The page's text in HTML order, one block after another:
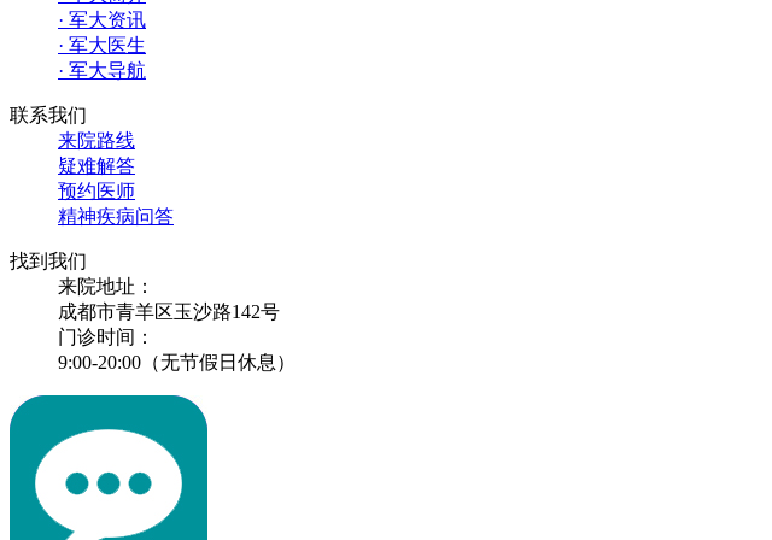
· 军大资讯
· 军大医生
· 军大导航
联系我们
来院路线
疑难解答
预约医师
精神疾病问答
找到我们
来院地址：
成都市青羊区玉沙路142号
门诊时间：
9:00-20:00（无节假日休息）